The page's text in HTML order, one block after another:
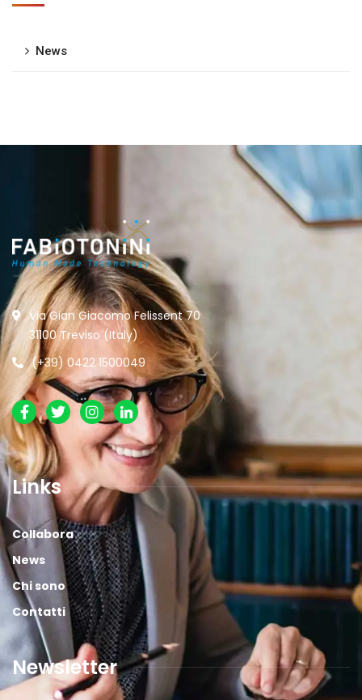
News
Via Gian Giacomo Felissent 70
31100 Treviso (Italy)
(+39) 0422 1500049
Links
Collabora
News
Chi sono
Contatti
Newsletter